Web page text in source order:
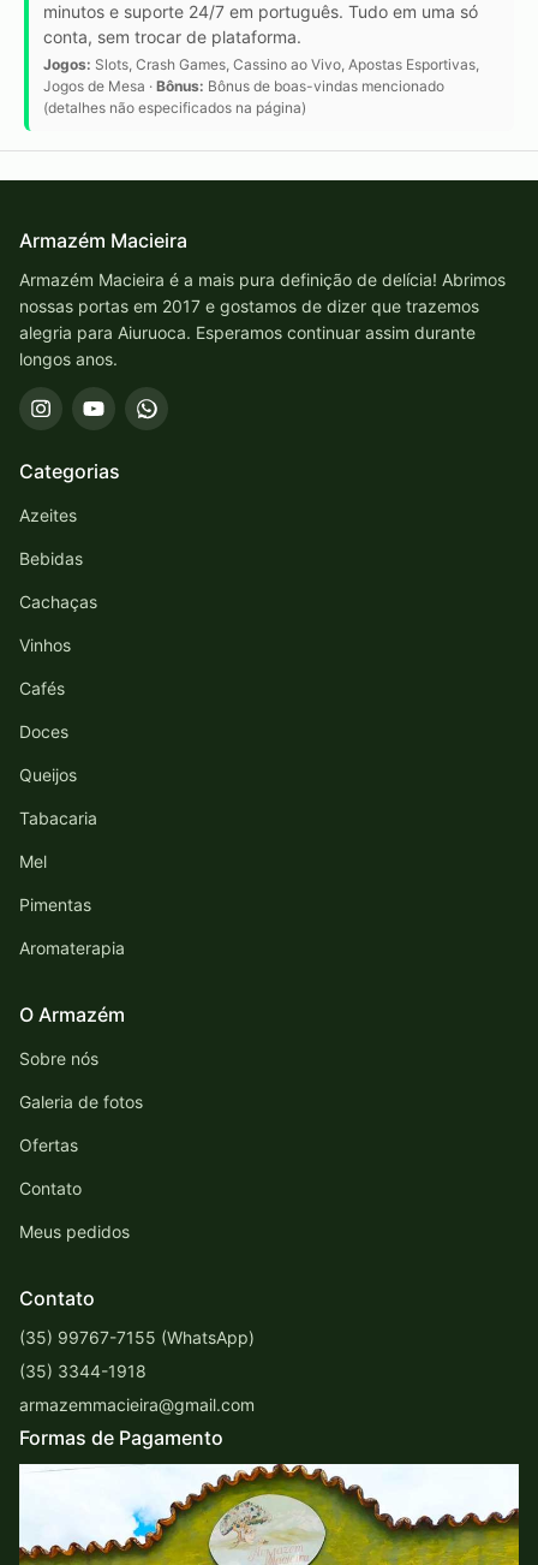
minutos e suporte 24/7 em português. Tudo em uma só
conta, sem trocar de plataforma.
Jogos: Slots, Crash Games, Cassino ao Vivo, Apostas Esportivas,
Jogos de Mesa · Bônus: Bônus de boas-vindas mencionado
(detalhes não especificados na página)
Armazém Macieira
Armazém Macieira é a mais pura definição de delícia! Abrimos
nossas portas em 2017 e gostamos de dizer que trazemos
alegria para Aiuruoca. Esperamos continuar assim durante
longos anos.
Categorias
Azeites
Bebidas
Cachaças
Vinhos
Cafés
Doces
Queijos
Tabacaria
Mel
Pimentas
Aromaterapia
O Armazém
Sobre nós
Galeria de fotos
Ofertas
Contato
Meus pedidos
Contato
(35) 99767-7155 (WhatsApp)
(35) 3344-1918
armazemmacieira@gmail.com
Formas de Pagamento